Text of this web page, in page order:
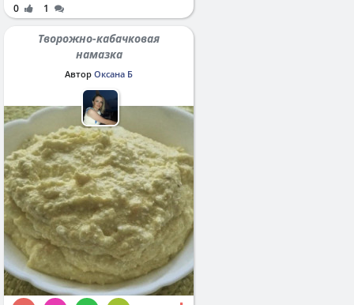
0 1
Творожно-кабачковая
намазка
Автор Оксана Б